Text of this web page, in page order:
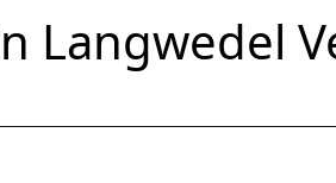
Langwedel